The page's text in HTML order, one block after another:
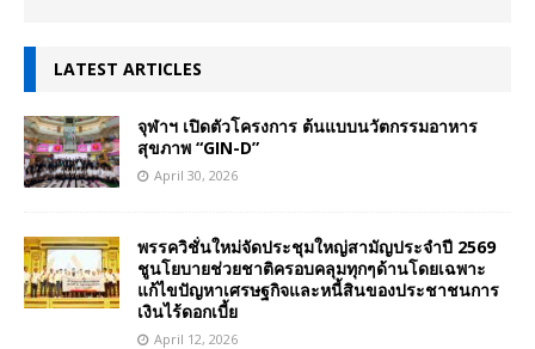
LATEST ARTICLES
จุฬาฯ เปิดตัวโครงการ ต้นแบบนวัตกรรมอาหาร
สุขภาพ “GIN-D”
April 30, 2026
พรรควิชั่นใหม่จัดประชุมใหญ่สามัญประจำปี 2569
ชูนโยบายช่วยชาติครอบคลุมทุกๆด้านโดยเฉพาะ
แก้ไขปัญหาเศรษฐกิจและหนี้สินของประชาชนการ
เงินไร้ดอกเบี้ย
April 12, 2026